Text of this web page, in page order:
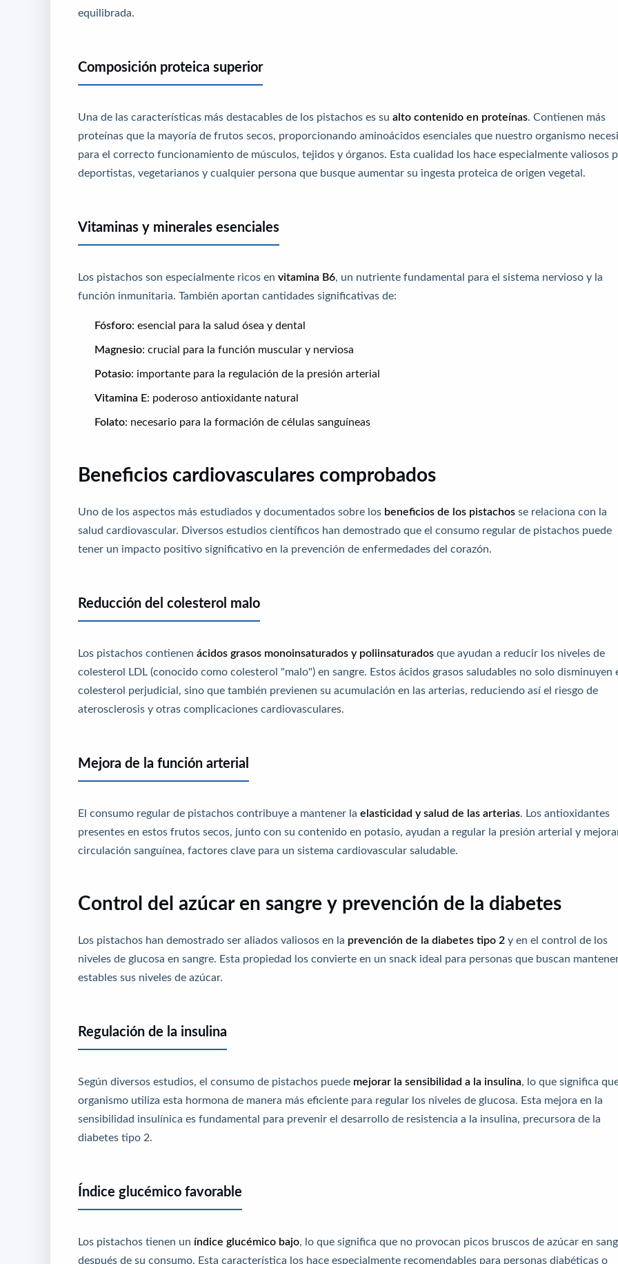
equilibrada.
Composición proteica superior
Una de las características más destacables de los pistachos es su alto contenido en proteínas . Contienen más
proteínas que la mayoría de frutos secos, proporcionando aminoácidos esenciales que nuestro organismo
para el correcto funcionamiento de músculos, tejidos y órganos. Esta cualidad los hace especialmente valiosos
deportistas, vegetarianos y cualquier persona que busque aumentar su ingesta proteica de origen vegetal.
Vitaminas y minerales esenciales
Los pistachos son especialmente ricos en vitamina B6 , un nutriente fundamental para el sistema nervioso y la
función inmunitaria. También aportan cantidades significativas de:
Fósforo: esencial para la salud ósea y dental
Magnesio: crucial para la función muscular y nerviosa
Potasio: importante para la regulación de la presión arterial
Vitamina E: poderoso antioxidante natural
Folato: necesario para la formación de células sanguíneas
Beneficios cardiovasculares comprobados
Uno de los aspectos más estudiados y documentados sobre los beneficios de los pistachos se relaciona con la
salud cardiovascular. Diversos estudios científicos han demostrado que el consumo regular de pistachos puede
tener un impacto positivo significativo en la prevención de enfermedades del corazón.
Reducción del colesterol malo
Los pistachos contienen ácidos grasos monoinsaturados y poliinsaturados que ayudan a reducir los niveles de
colesterol LDL (conocido como colesterol "malo") en sangre. Estos ácidos grasos saludables no solo disminuyen
colesterol perjudicial, sino que también previenen su acumulación en las arterias, reduciendo así el riesgo de
aterosclerosis y otras complicaciones cardiovasculares.
Mejora de la función arterial
El consumo regular de pistachos contribuye a mantener la elasticidad y salud de las arterias . Los antioxidantes
presentes en estos frutos secos, junto con su contenido en potasio, ayudan a regular la presión arterial y
circulación sanguínea, factores clave para un sistema cardiovascular saludable.
Control del azúcar en sangre y prevención de la diabetes
Los pistachos han demostrado ser aliados valiosos en la prevención de la diabetes tipo 2 y en el control de los
niveles de glucosa en sangre. Esta propiedad los convierte en un snack ideal para personas que buscan
estables sus niveles de azúcar.
Regulación de la insulina
Según diversos estudios, el consumo de pistachos puede mejorar la sensibilidad a la insulina , lo que significa
organismo utiliza esta hormona de manera más eficiente para regular los niveles de glucosa. Esta mejora en la
sensibilidad insulínica es fundamental para prevenir el desarrollo de resistencia a la insulina, precursora de la
diabetes tipo 2.
Índice glucémico favorable
Los pistachos tienen un índice glucémico bajo , lo que significa que no provocan picos bruscos de azúcar en
después de su consumo. Esta característica los hace especialmente recomendables para personas diabéticas o